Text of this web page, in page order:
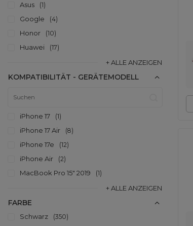
Asus 1
Google 4
Honor 10
Huawei 17
+ ALLE ANZEIGEN
KOMPATIBILITÄT - GERÄTEMODELL
iPhone 17 1
iPhone 17 Air 8
iPhone 17e 12
iPhone Air 2
MacBook Pro 15" 2019 1
+ ALLE ANZEIGEN
FARBE
Schwarz 350